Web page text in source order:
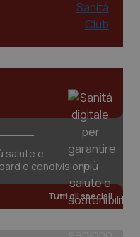
salute e
e condivisione
Tutti gli speciali
CookieScript
www.quotidianosanita.it
5